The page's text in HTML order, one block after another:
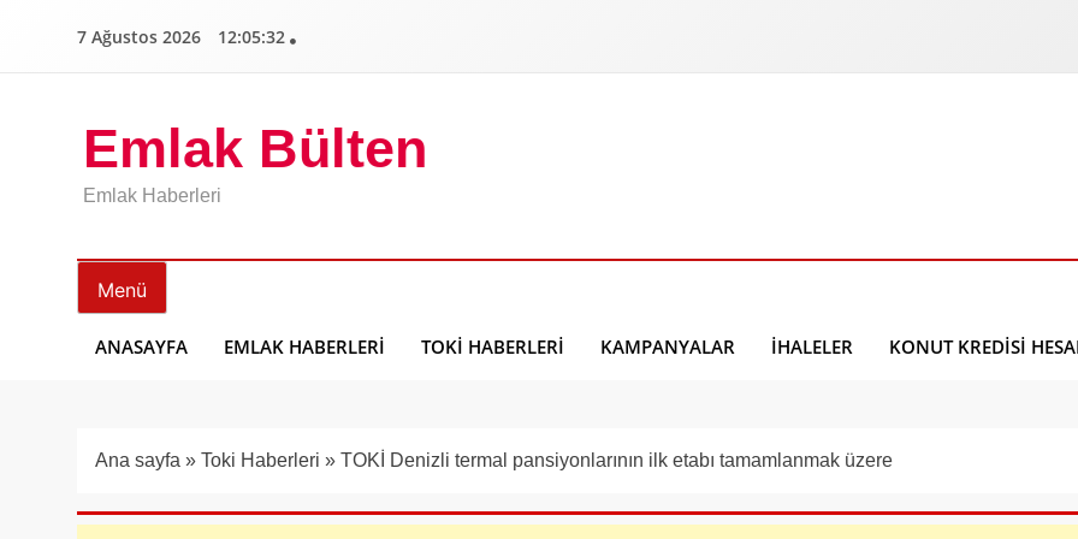
7 Ağustos 2026 12:05:33
Emlak Bülten
Emlak Haberleri
Menü
ANASAYFA EMLAK HABERLERI TOKI HABERLERI KAMPANYALAR İHALELER KONUT KREDISI
Ana sayfa » Toki Haberleri » TOKİ Denizli termal pansiyonlarının ilk etabı tamamlanmak üzere